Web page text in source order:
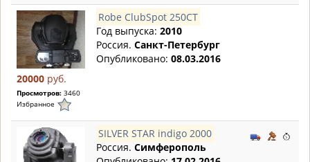
20000 руб.
Просмотров: 3460
Избранное
Robe ClubSpot 250CT
Год выпуска: 2010
Россия. Санкт-Петербург
Опубликовано: 08.03.2016
SILVER STAR indigo 2000
Россия. Симферополь